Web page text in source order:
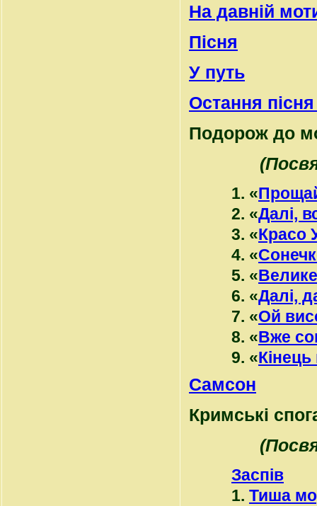
На давній
Пісня
У путь
Остання
Подорож до
1. «
2. «Далі,
3. «Красо
4. «
5. «
6. «Далі,
7. «Ой
8. «Вже
9. «
Самсон
Кримські
Заспів
1. Тиша